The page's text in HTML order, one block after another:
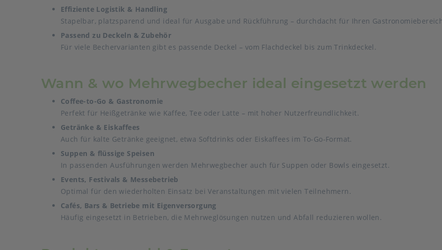
Effiziente Logistik & Handling
Stapelbar, platzsparend und ideal für Ausgabe und Rückführung – durchdacht für Ihren
Passend zu Deckeln & Zubehör
Für viele Bechervarianten gibt es passende Deckel – vom Flachdeckel bis zum Trinkdeckel.
Wann & wo Mehrwegbecher ideal eingesetzt werden
Coffee-to-Go & Gastronomie
Perfekt für Heißgetränke wie Kaffee, Tee oder Latte – mit hoher Nutzerfreundlichkeit.
Getränke & Eiskaffees
Auch für kalte Getränke geeignet, etwa Softdrinks oder Eiskaffees im To-Go-Format.
Suppen & flüssige Speisen
In passenden Ausführungen werden Mehrwegbecher auch für Suppen oder Bowls eingesetzt.
Events, Festivals & Messebetrieb
Optimal für den wiederholten Einsatz bei Veranstaltungen mit vielen Teilnehmern.
Cafés, Bars & Betriebe mit Eigenversorgung
Häufig eingesetzt in Betrieben, die Mehrweglösungen nutzen und Abfall reduzieren wollen.